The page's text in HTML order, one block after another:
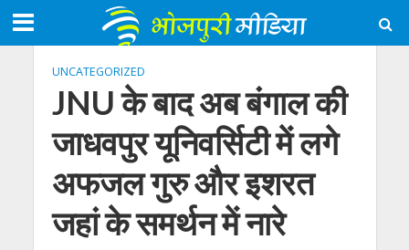
UNCATEGORIZED
JNU के बाद अब बंगाल की
जाधवपुर यूनिवर्सिटी में लगे
अफजल गुरु और इशरत
जहां के समर्थन में नारे